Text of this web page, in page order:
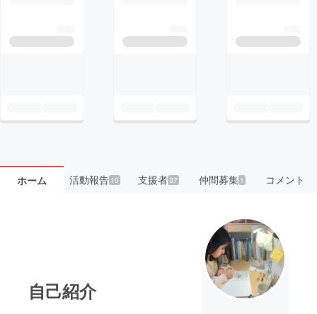
ホーム 活動報告10 支援者37 仲間募集 1 コメント
自己紹介